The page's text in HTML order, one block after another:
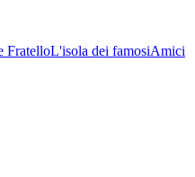
FratelloL'isola dei famosiAmici